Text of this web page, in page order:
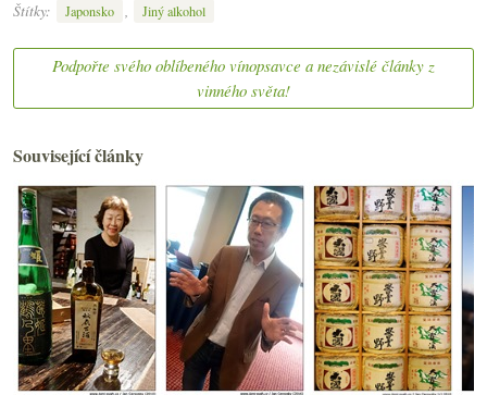
Štítky:
Japonsko , Jiný alkohol
Podpořte svého oblíbeného vínopsavce a nezávislé články z
vinného světa!
Související články